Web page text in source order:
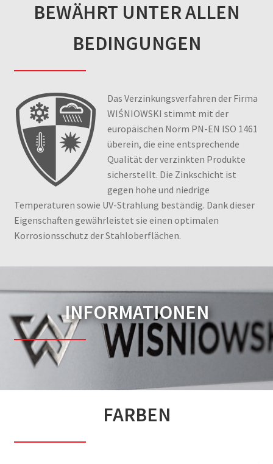
BEWÄHRT UNTER ALLEN
BEDINGUNGEN
Das Verzinkungsverfahren der Firma
WIŚNIOWSKI stimmt mit der
europäischen Norm PN-EN ISO 1461
überein, die eine entsprechende
Qualität der verzinkten Produkte
sicherstellt. Die Zinkschicht ist
gegen hohe und niedrige
Temperaturen sowie UV-Strahlung beständig. Dank dieser
Eigenschaften gewährleistet sie einen optimalen
Korrosionsschutz der Stahloberflächen.
INFORMATIONEN
FARBEN